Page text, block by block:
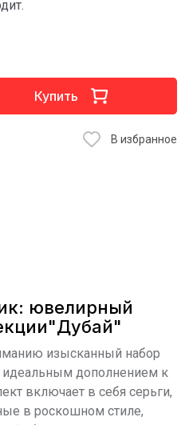
Купить
В избранное
ювелирный
изысканный набор
идеальным дополнением к
включает в себя серьги,
в роскошном стиле,